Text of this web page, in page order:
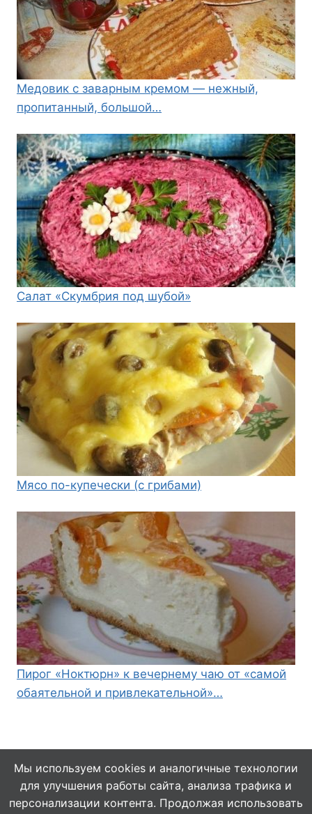
Медовик с заварным кремом — нежный,
пропитанный, большой…
Салат «Скумбрия под шубой»
Мясо по-купечески (с грибами)
Пирог «Ноктюрн» к вечернему чаю от «самой
обаятельной и привлекательной»…
© 2026 Кулинарушка - Вкусные Рецепты
Мы используем cookies и аналогичные технологии
для улучшения работы сайта, анализа трафика и
персонализации контента. Продолжая использовать